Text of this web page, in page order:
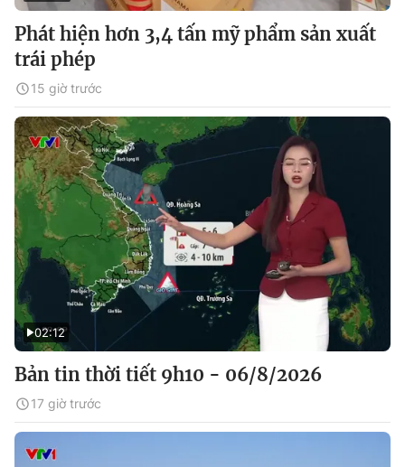
Phát hiện hơn 3,4 tấn mỹ phẩm sản xuất
trái phép
15 giờ trước
02:12
Bản tin thời tiết 9h10 - 06/8/2026
17 giờ trước